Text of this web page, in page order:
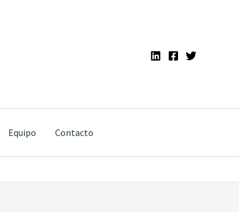
Equipo Contacto